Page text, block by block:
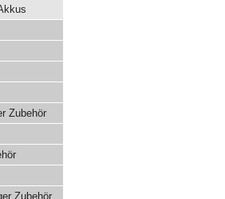
Zubehör
Zubehör